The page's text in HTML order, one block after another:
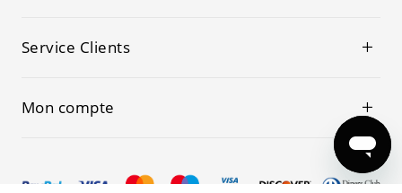
Service Clients
Mon compte